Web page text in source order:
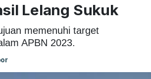
Lelang Sukuk
memenuhi target
APBN 2023.